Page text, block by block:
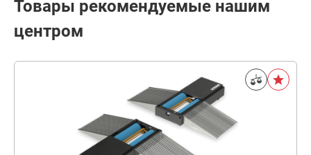
Товары рекомендуемые нашим
центром